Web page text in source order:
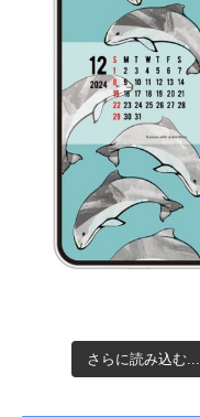
さらに読み込む...